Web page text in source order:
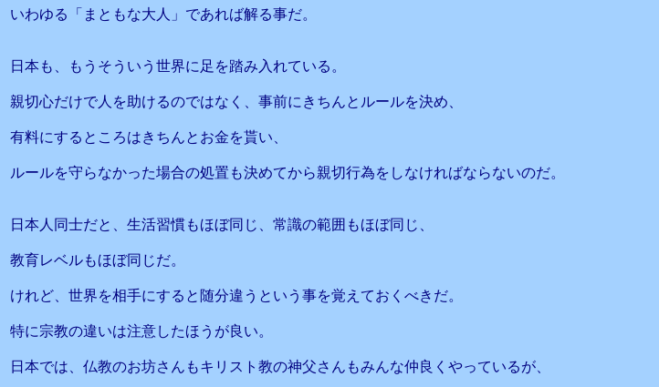
いわゆる「まともな大人」であれば解る事だ。
日本も、もうそういう世界に足を踏み入れている。
親切心だけで人を助けるのではなく、事前にきちんとルールを決め、
有料にするところはきちんとお金を貰い、
ルールを守らなかった場合の処置も決めてから親切行為をしなければならないのだ。
日本人同士だと、生活習慣もほぼ同じ、常識の範囲もほぼ同じ、
教育レベルもほぼ同じだ。
けれど、世界を相手にすると随分違うという事を覚えておくべきだ。
特に宗教の違いは注意したほうが良い。
日本では、仏教のお坊さんもキリスト教の神父さんもみんな仲良くやっているが、